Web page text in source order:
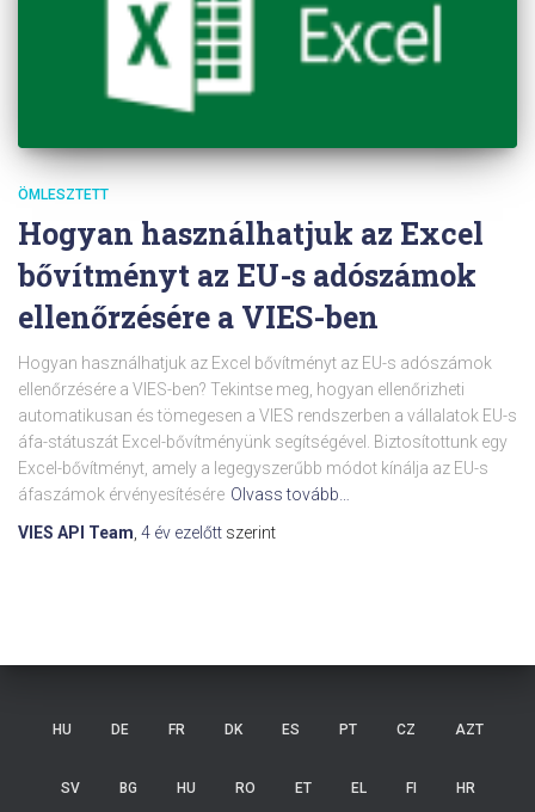
ÖMLESZTETT
Hogyan használhatjuk az Excel
bővítményt az EU-s adószámok
ellenőrzésére a VIES-ben
Hogyan használhatjuk az Excel bővítményt az EU-s adószámok
ellenőrzésére a VIES-ben? Tekintse meg, hogyan ellenőrizheti
automatikusan és tömegesen a VIES rendszerben a vállalatok EU-s
áfa-státuszát Excel-bővítményünk segítségével. Biztosítottunk egy
Excel-bővítményt, amely a legegyszerűbb módot kínálja az EU-s
áfaszámok érvényesítésére Olvass tovább…
VIES API Team 4 év ezelőtt szerint
HU DE FR DK ES PT CZ AZT
SV BG HU RO ET EL FI HR